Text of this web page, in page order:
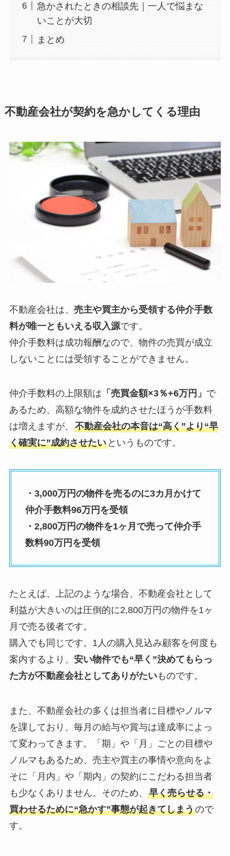
急かされたときの相談先｜一人で悩まな
いことが大切
まとめ
不動産会社が契約を急かしてくる理由
不動産会社は、 売主や買主から受領する仲介手数
料が唯一ともいえる収入源です。
仲介手数料は成功報酬なので、物件の売買が成立
しないことには受領することができません。
仲介手数料の上限額は 「売買金額×3％+6万円」 で
あるため、高額な物件を成約させたほうが手数料
は増えますが、 不動産会社の本音は“高く”より“早
く確実に”成約させたいというものです。
・3,000万円の物件を売るのに3カ月かけて
仲介手数料96万円を受領
・2,800万円の物件を1ヶ月で売って仲介手
数料90万円を受領
たとえば、上記のような場合、不動産会社として
利益が大きいのは圧倒的に2,800万円の物件を1ヶ
月で売る後者です。
購入でも同じです。1人の購入見込み顧客を何度も
案内するより、 安い物件でも“早く”決めてもらっ
た方が不動産会社としてありがたいものです。
また、不動産会社の多くは担当者に目標やノルマ
を課しており、毎月の給与や賞与は達成率によっ
て変わってきます。「期」や「月」ごとの目標や
ノルマもあるため、売主や買主の事情や意向をよ
そに「月内」や「期内」の契約にこだわる担当者
も少なくありません。そのため、 早く売らせる・
買わせるために“急かす”事態が起きてしまうので
す。